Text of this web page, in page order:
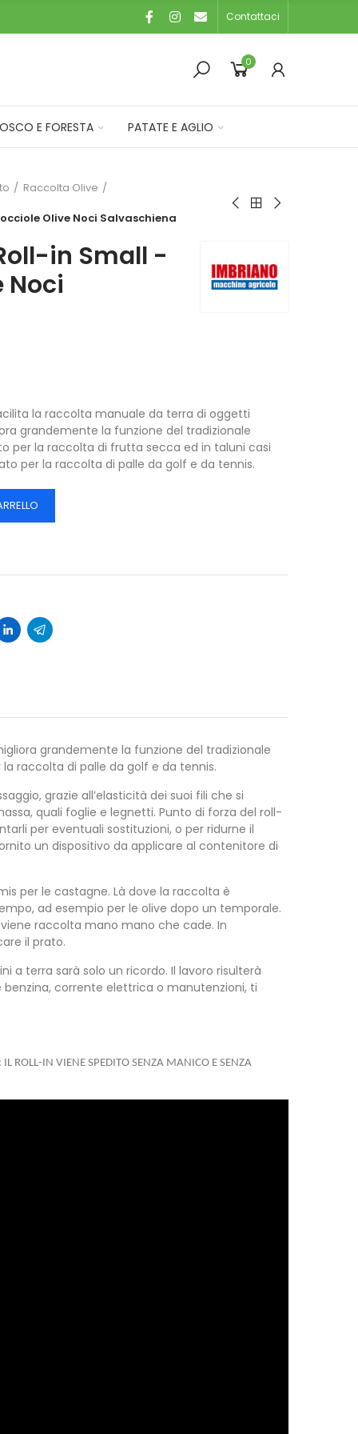
Contattaci
0
E FORESTA PATATE E AGLIO
Raccolta Olive
Olive Noci Salvaschiena
in Small -
Noci
la raccolta manuale da terra di oggetti
grandemente la funzione del tradizionale
per la raccolta di frutta secca ed in taluni casi
per la raccolta di palle da golf e da tennis.
grandemente la funzione del tradizionale
raccolta di palle da golf e da tennis.
grazie all’elasticità dei suoi fili che si
quali foglie e legnetti. Punto di forza del roll-
per eventuali sostituzioni, o per ridurne il
un dispositivo da applicare al contenitore di
per le castagne. Là dove la raccolta è
ad esempio per le olive dopo un temporale.
raccolta mano mano che cade. In
il prato.
a terra sarà solo un ricordo. Il lavoro risulterà
corrente elettrica o manutenzioni, ti
IN VIENE SPEDITO SENZA MANICO E SENZA